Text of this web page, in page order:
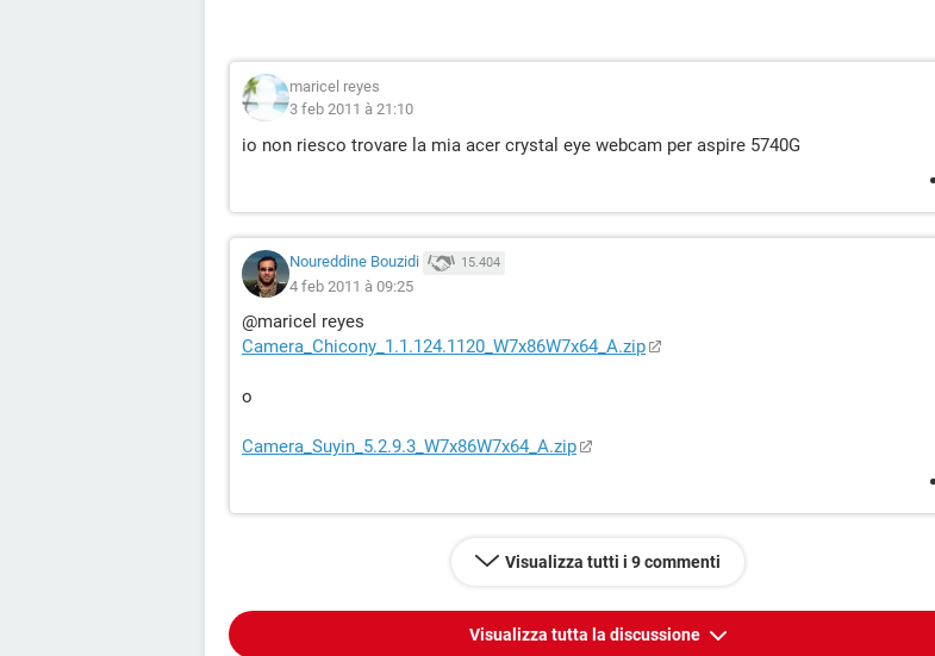
maricel reyes
3 feb 2011 à 21:10
io non riesco trovare la mia acer crystal eye webcam per aspire 5740G
Noureddine Bouzidi 15.404
4 feb 2011 à 09:25
@maricel reyes
Camera_Chicony_1.1.124.1120_W7x86W7x64_A.zip
o
Camera_Suyin_5.2.9.3_W7x86W7x64_A.zip
Visualizza tutti i 9 commenti
Visualizza tutta la discussione